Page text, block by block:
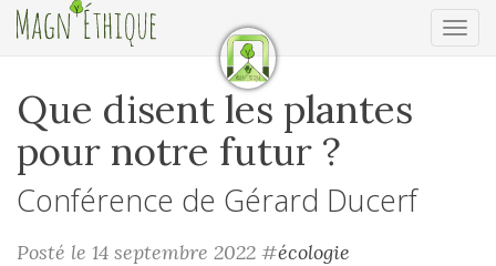
Que disent les plantes
pour notre futur ?
Conférence de Gérard Ducerf
Posté le 14 septembre 2022 #écologie